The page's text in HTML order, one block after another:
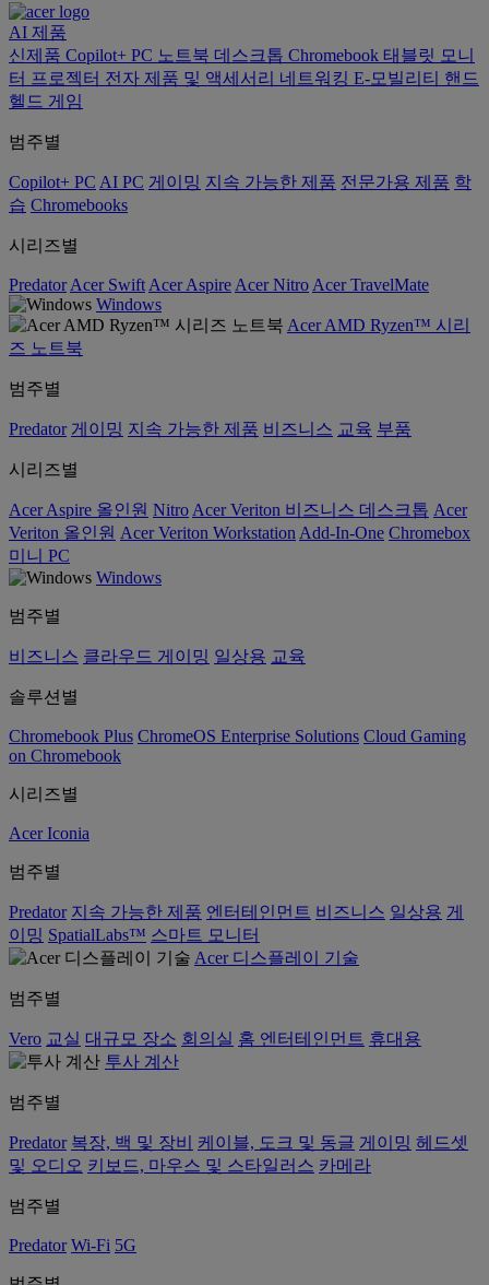
AI 제품
신제품 Copilot+ PC 노트북 데스크톱 Chromebook 태블릿 모니
터 프로젝터 전자 제품 및 액세서리 네트워킹 E-모빌리티 핸드
헬드 게임
범주별
Copilot+ PC AI PC 게이밍 지속 가능한 제품 전문가용 제품 학
습 Chromebooks
시리즈별
Predator Acer Swift Acer Aspire Acer Nitro Acer TravelMate
Windows
Acer AMD Ryzen™ 시리
즈 노트북
범주별
Predator 게이밍 지속 가능한 제품 비즈니스 교육 부품
시리즈별
Acer Aspire 올인원 Nitro Acer Veriton 비즈니스 데스크톱 Acer
Veriton 올인원 Acer Veriton Workstation Add-In-One Chromebox
미니 PC
Windows
범주별
비즈니스 클라우드 게이밍 일상용 교육
솔루션별
Chromebook Plus ChromeOS Enterprise Solutions Cloud Gaming
on Chromebook
시리즈별
Acer Iconia
범주별
Predator 지속 가능한 제품 엔터테인먼트 비즈니스 일상용 게
이밍 SpatialLabs™ 스마트 모니터
Acer 디스플레이 기술
범주별
Vero 교실 대규모 장소 회의실 홈 엔터테인먼트 휴대용
투사 계산
범주별
Predator 복장, 백 및 장비 케이블, 도크 및 동글 게이밍 헤드셋
및 오디오 키보드, 마우스 및 스타일러스 카메라
범주별
Predator Wi-Fi 5G